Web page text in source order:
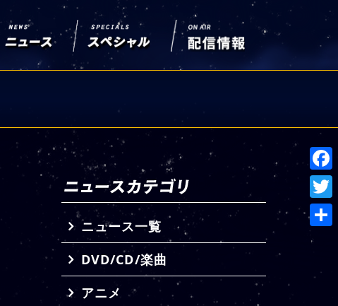
ニュース一覧
DVD/CD/楽曲
アニメ
共